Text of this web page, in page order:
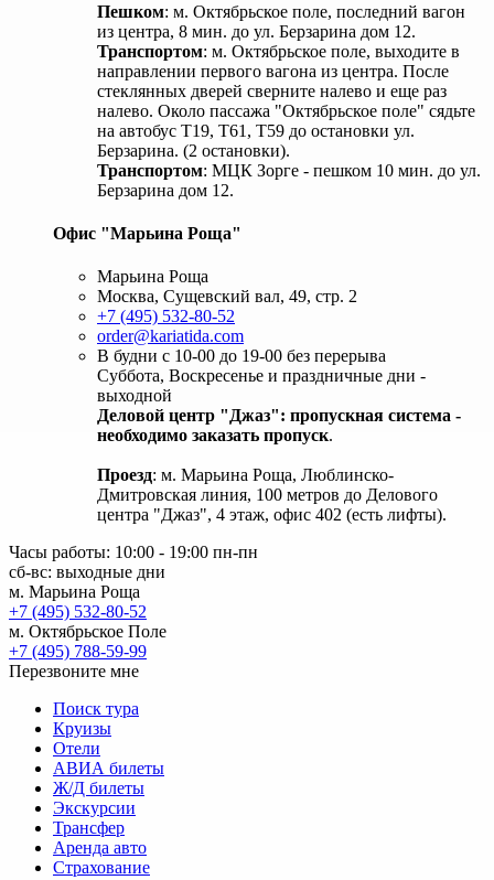
Пешком: м. Октябрьское поле, последний вагон
из центра, 8 мин. до ул. Берзарина дом 12.
Транспортом: м. Октябрьское поле, выходите в
направлении первого вагона из центра. После
стеклянных дверей сверните налево и еще раз
налево. Около пассажа "Октябрьское поле" сядьте
на автобус Т19, Т61, Т59 до остановки ул.
Берзарина. (2 остановки).
Транспортом: МЦК Зорге - пешком 10 мин. до ул.
Берзарина дом 12.
Офис "Марьина Роща"
Марьина Роща
Москва, Сущевский вал, 49, стр. 2
+7 (495) 532-80-52
order@kariatida.com
В будни с 10-00 до 19-00 без перерыва
Суббота, Воскресенье и праздничные дни -
выходной
Деловой центр "Джаз": пропускная система -
необходимо заказать пропуск.
Проезд: м. Марьина Роща, Люблинско-
Дмитровская линия, 100 метров до Делового
центра "Джаз", 4 этаж, офис 402 (есть лифты).
Часы работы: 10:00 - 19:00 пн-пн
сб-вс: выходные дни
м. Марьина Роща
+7 (495) 532-80-52
м. Октябрьское Поле
+7 (495) 788-59-99
Перезвоните мне
Поиск тура
Круизы
Отели
АВИА билеты
Ж/Д билеты
Экскурсии
Трансфер
Аренда авто
Страхование